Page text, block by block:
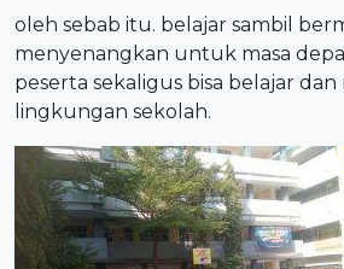
oleh sebab itu. belajar sambil
menyenangkan untuk masa
peserta sekaligus bisa belajar dan
lingkungan sekolah.